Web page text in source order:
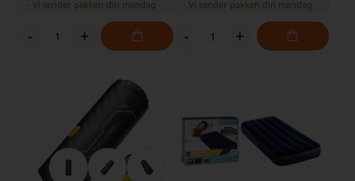
-Vi sender pakken din mandag
- +
Vi sender pakken din mandag
- +